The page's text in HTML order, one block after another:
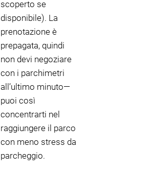
scoperto se
disponibile). La
prenotazione è
prepagata, quindi
non devi negoziare
con i parchimetri
all’ultimo minuto—
puoi così
concentrarti nel
raggiungere il parco
con meno stress da
parcheggio.